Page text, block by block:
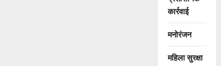
कार्रवाई
मनोरंजन
महिला सुरक्षा